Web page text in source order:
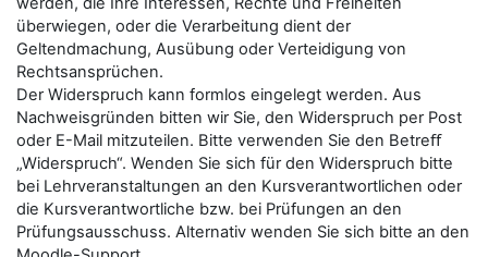
überwiegen, oder die Verarbeitung dient der
Geltendmachung, Ausübung oder Verteidigung von
Rechtsansprüchen.
Der Widerspruch kann formlos eingelegt werden. Aus
Nachweisgründen bitten wir Sie, den Widerspruch per Post
oder E-Mail mitzuteilen. Bitte verwenden Sie den Betreﬀ
„Widerspruch“. Wenden Sie sich für den Widerspruch bitte
bei Lehrveranstaltungen an den Kursverantwortlichen oder
die Kursverantwortliche bzw. bei Prüfungen an den
Prüfungsausschuss. Alternativ wenden Sie sich bitte an den